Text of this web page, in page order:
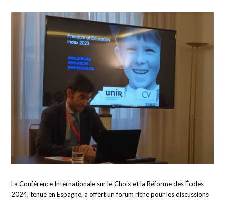
La Conférence Internationale sur le Choix et la Réforme des Écoles
2024, tenue en Espagne, a offert un forum riche pour les discussions